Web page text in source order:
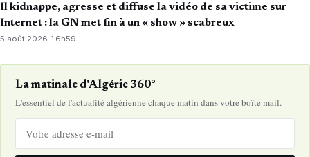
Il kidnappe, agresse et diffuse la vidéo de sa victime sur
Internet : la GN met fin à un « show » scabreux
5 août 2026· 16h59
La matinale d'Algérie 360°
L'essentiel de l'actualité algérienne chaque matin dans votre boîte mail.